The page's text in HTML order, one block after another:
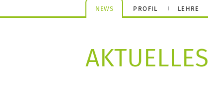
NEWS PROFIL LEHRE
AKTUELLES